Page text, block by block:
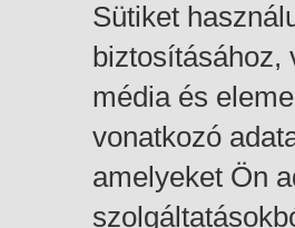
Sütiket
biztosításához,
média és
vonatkozó
amelyeket Ön